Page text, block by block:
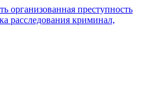
организованная преступность
расследования криминал,